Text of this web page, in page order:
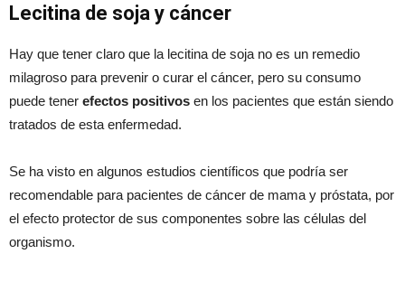
Lecitina de soja y cáncer
Hay que tener claro que la lecitina de soja no es un remedio
milagroso para prevenir o curar el cáncer, pero su consumo
puede tener efectos positivos en los pacientes que están siendo
tratados de esta enfermedad.
Se ha visto en algunos estudios científicos que podría ser
recomendable para pacientes de cáncer de mama y próstata, por
el efecto protector de sus componentes sobre las células del
organismo.